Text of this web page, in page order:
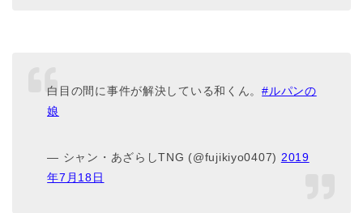
白目の間に事件が解決している和くん。#ルパンの
娘
— シャン・あざらしTNG (@fujikiyo0407) 2019
年7月18日